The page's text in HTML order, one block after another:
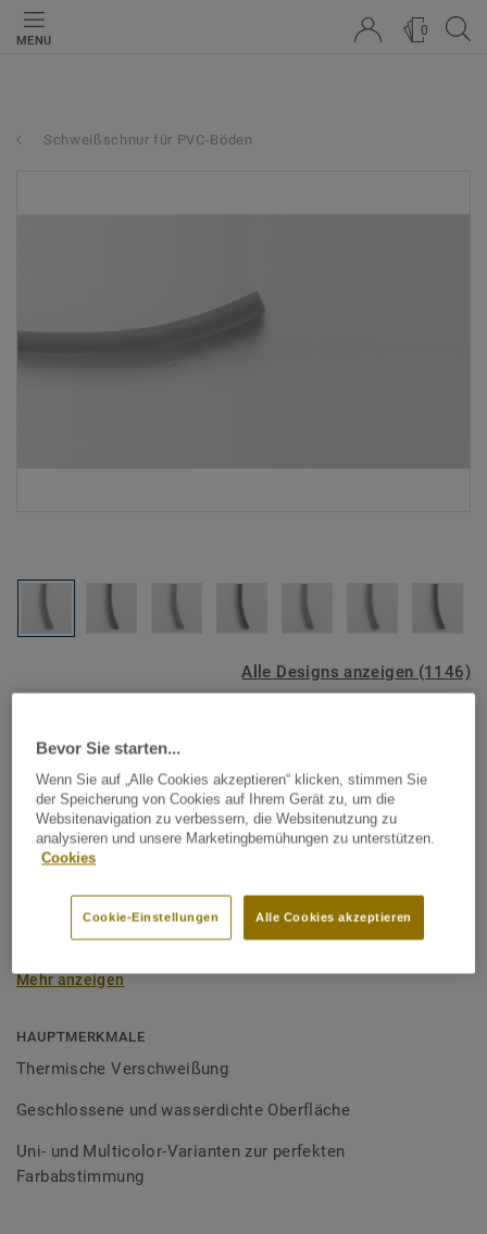
MENU
0
Schweißschnur für PVC-Böden
Alle Designs anzeigen (1146)
Schweißschnur für PVC-Böden
- Unicoloured LIGHT GREY
0455
zweier PVC-Bahnen verwendet und sorgen für eine
wasserdichte und geschlossene Oberfläche, Grundlage für
Schweißschnüre sind erhältlich in den Varianten Uni und
Bodenbelagssortiment abgestimmt. Durch die Verwendung
von Kontrastfarben lassen sich auch besondere
Mehr anzeigen
HAUPTMERKMALE
Thermische Verschweißung
Geschlossene und wasserdichte Oberfläche
Uni- und Multicolor-Varianten zur perfekten
Farbabstimmung
Bevor Sie starten...
Wenn Sie auf „Alle Cookies akzeptieren“ klicken, stimmen Sie
der Speicherung von Cookies auf Ihrem Gerät zu, um die
Websitenavigation zu verbessern, die Websitenutzung zu
analysieren und unsere Marketingbemühungen zu unterstützen.
Cookies
Alle Cookies akzeptieren
Cookie-Einstellungen